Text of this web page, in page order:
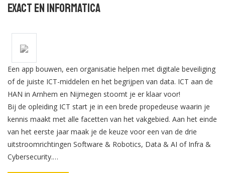
Exact en Informatica
Een app bouwen, een organisatie helpen met digitale beveiliging
of de juiste ICT-middelen en het begrijpen van data. ICT aan de
HAN in Arnhem en Nijmegen stoomt je er klaar voor!
Bij de opleiding ICT start je in een brede propedeuse waarin je
kennis maakt met alle facetten van het vakgebied. Aan het einde
van het eerste jaar maak je de keuze voor een van de drie
uitstroomrichtingen Software & Robotics, Data & AI of Infra &
Cybersecurity.